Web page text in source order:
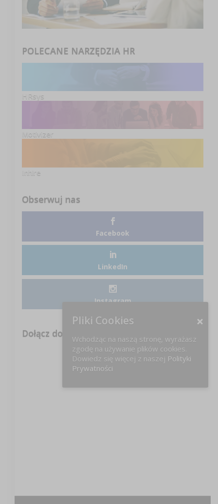
POLECANE NARZĘDZIA HR
HRsys
Motivizer
Inhire
Obserwuj nas
Facebook
LinkedIn
Instagram
Dołącz do nas na FB!
Pliki Cookies
Wchodząc na naszą stronę, wyrażasz
zgodę na używanie plików cookies.
Dowiedz się więcej z naszej Polityki
Prywatności